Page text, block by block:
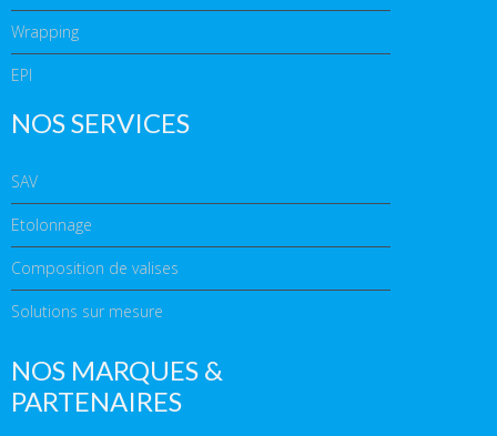
Wrapping
EPI
NOS SERVICES
SAV
Etolonnage
Composition de valises
Solutions sur mesure
NOS MARQUES &
PARTENAIRES